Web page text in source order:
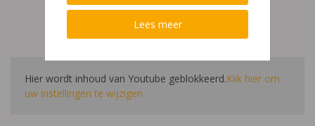
Hier wordt inhoud van Youtube geblokkeerd.Klik hier om
uw instellingen te wijzigen
Lees meer